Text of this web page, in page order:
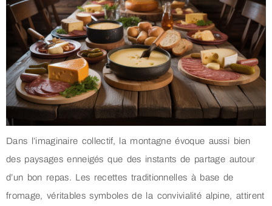
Dans l’imaginaire collectif, la montagne évoque aussi bien
des paysages enneigés que des instants de partage autour
d’un bon repas. Les recettes traditionnelles à base de
fromage, véritables symboles de la convivialité alpine, attirent